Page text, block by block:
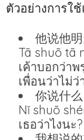
ตัวอย่างการใ
他说他明
Tā shuō tā
เค้าบอกว่าพ
เพื่อนว่าไม่ว่
你说什么
Nǐ shuō
เธอว่าไงนะ